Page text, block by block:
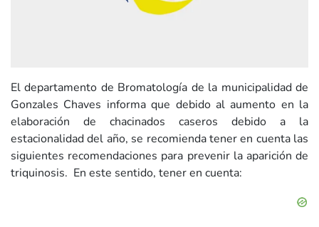
El departamento de Bromatología de la municipalidad de
Gonzales Chaves informa que debido al aumento en la
elaboración de chacinados caseros debido a la
estacionalidad del año, se recomienda tener en cuenta las
siguientes recomendaciones para prevenir la aparición de
triquinosis. En este sentido, tener en cuenta: